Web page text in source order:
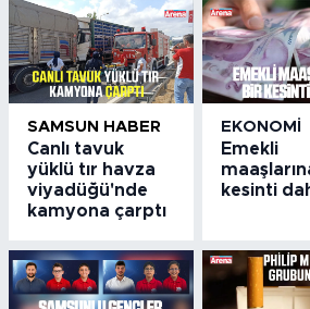
başladı
SAMSUN HABER
Canlı tavuk
yüklü tır havza
viyadüğü'nde
kamyona çarptı
EKONOMI
Emekli
kesinti